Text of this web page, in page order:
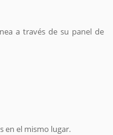
a través de su panel de
en el mismo lugar.